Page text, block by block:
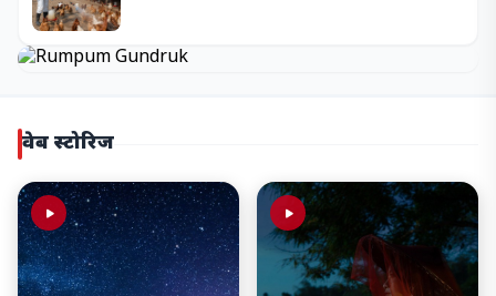
वेब स्टोरिज